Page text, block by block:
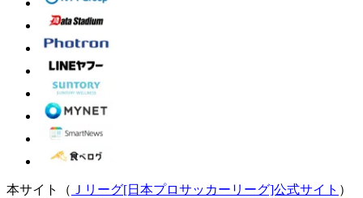
本サイト（ Ｊリーグ[日本プロサッカーリーグ]公式サイト ）